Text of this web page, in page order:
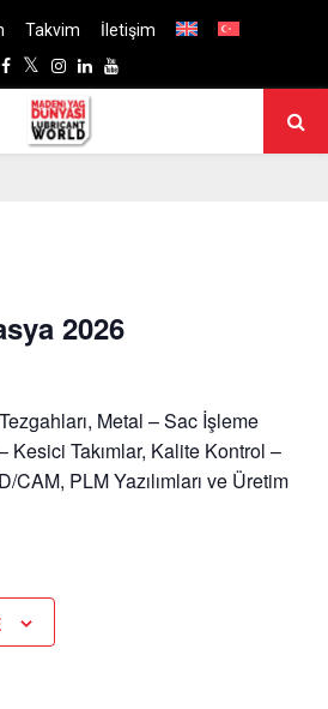
Takvim
İletişim
Facebook
Twitter
Instagram
LinkedinYoutube
2026
Metal – Sac İşleme
Kesici Takımlar, Kalite Kontrol –
PLM Yazılımları ve Üretim